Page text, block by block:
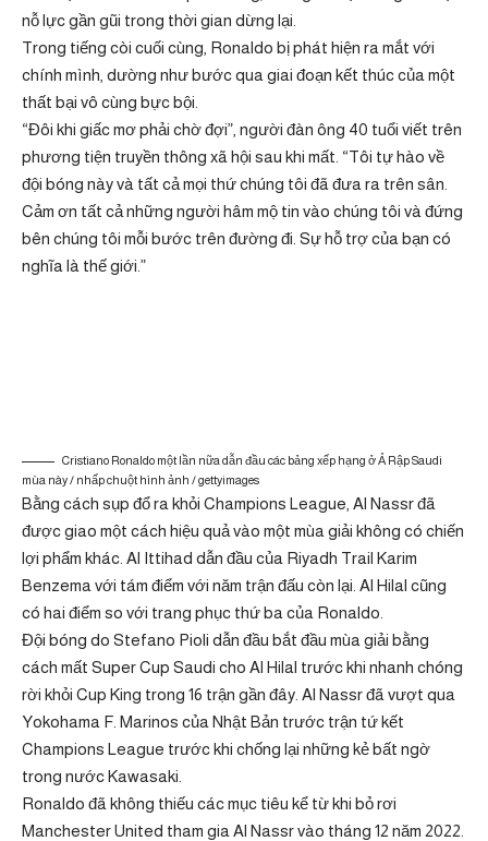
nỗ lực gần gũi trong thời gian dừng lại.
Trong tiếng còi cuối cùng, Ronaldo bị phát hiện ra mắt với
chính mình, dường như bước qua giai đoạn kết thúc của một
thất bại vô cùng bực bội.
“Đôi khi giấc mơ phải chờ đợi”, người đàn ông 40 tuổi viết trên
phương tiện truyền thông xã hội sau khi mất. “Tôi tự hào về
đội bóng này và tất cả mọi thứ chúng tôi đã đưa ra trên sân.
Cảm ơn tất cả những người hâm mộ tin vào chúng tôi và đứng
bên chúng tôi mỗi bước trên đường đi. Sự hỗ trợ của bạn có
nghĩa là thế giới.”
Cristiano Ronaldo một lần nữa dẫn đầu các bảng xếp hạng ở Ả Rập Saudi
mùa này / nhấp chuột hình ảnh / gettyimages
Bằng cách sụp đổ ra khỏi Champions League, Al Nassr đã
được giao một cách hiệu quả vào một mùa giải không có chiến
lợi phẩm khác. Al Ittihad dẫn đầu của Riyadh Trail Karim
Benzema với tám điểm với năm trận đấu còn lại. Al Hilal cũng
có hai điểm so với trang phục thứ ba của Ronaldo.
Đội bóng do Stefano Pioli dẫn đầu bắt đầu mùa giải bằng
cách mất Super Cup Saudi cho Al Hilal trước khi nhanh chóng
rời khỏi Cup King trong 16 trận gần đây. Al Nassr đã vượt qua
Yokohama F. Marinos của Nhật Bản trước trận tứ kết
Champions League trước khi chống lại những kẻ bất ngờ
trong nước Kawasaki.
Ronaldo đã không thiếu các mục tiêu kể từ khi bỏ rơi
Manchester United tham gia Al Nassr vào tháng 12 năm 2022.